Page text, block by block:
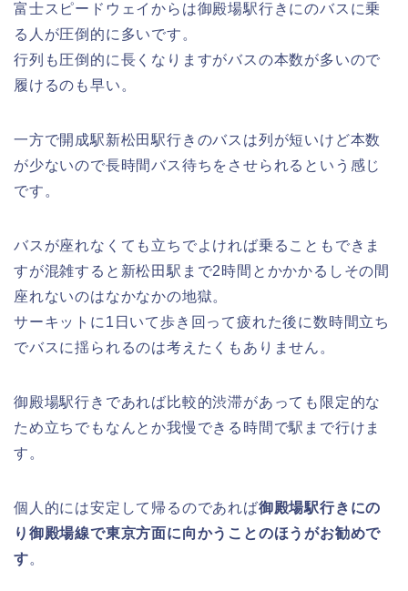
富士スピードウェイからは御殿場駅行きにのバスに乗
る人が圧倒的に多いです。
行列も圧倒的に長くなりますがバスの本数が多いので
履けるのも早い。
一方で開成駅新松田駅行きのバスは列が短いけど本数
が少ないので長時間バス待ちをさせられるという感じ
です。
バスが座れなくても立ちでよければ乗ることもできま
すが混雑すると新松田駅まで2時間とかかかるしその間
座れないのはなかなかの地獄。
サーキットに1日いて歩き回って疲れた後に数時間立ち
でバスに揺られるのは考えたくもありません。
御殿場駅行きであれば比較的渋滞があっても限定的な
ため立ちでもなんとか我慢できる時間で駅まで行けま
す。
個人的には安定して帰るのであれば御殿場駅行きにの
り御殿場線で東京方面に向かうことのほうがお勧めで
す。